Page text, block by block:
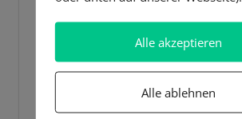
Alle akzeptieren
Alle ablehnen